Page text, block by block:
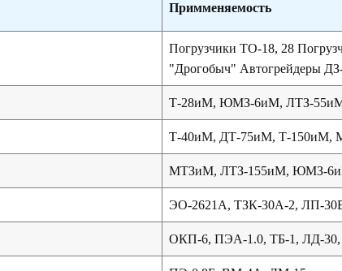
Примменяемость
Погрузчики ТО-18, 28
"Дрогобыч" Автогрейдеры
Т-28иМ, ЮМЗ-6иМ, ЛТЗ-
Т-40иМ, ДТ-75иМ, Т-150иМ,
МТЗиМ, ЛТЗ-155иМ, ЮМЗ-
ЭО-2621А, ТЗК-30А-2, ЛП-
ОКП-6, ПЭА-1.0, ТБ-1, ЛД-